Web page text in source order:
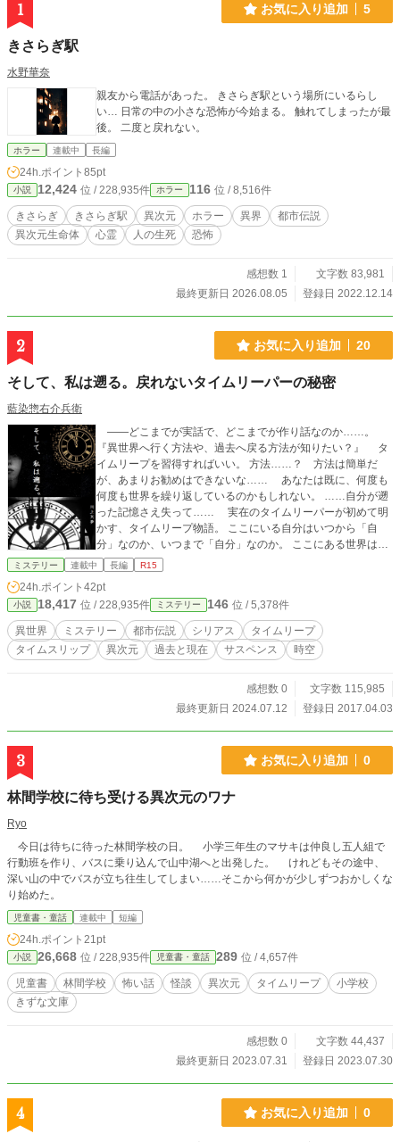
1 お気に入り追加 5
きさらぎ駅
水野華奈
親友から電話があった。 きさらぎ駅という場所にいるらし
い… 日常の中の小さな恐怖が今始まる。 触れてしまったが最
後。 二度と戻れない。
ホラー 連載中 長編
24h.ポイント 85pt
小説 12,424 位 / 228,935件 ホラー 116 位 / 8,516件
きさらぎ きさらぎ駅 異次元 ホラー 異界
都市伝説
異次元生命体
心霊 人の生死 恐怖
感想数 1
文字数 83,981
最終更新日 2026.08.05
登録日 2022.12.14
2 お気に入り追加 20
そして、私は遡る。戻れないタイムリーパーの秘密
藍染惣右介兵衛
――どこまでが実話で、どこまでが作り話なのか……。
『異世界へ行く方法や、過去へ戻る方法が知りたい？』 タ
イムリープを習得すればいい。 方法……？ 方法は簡単だ
が、あまりお勧めはできないな…… あなたは既に、何度も
何度も世界を繰り返しているのかもしれない。 ……自分が遡
った記憶さえ失って…… 実在のタイムリーパーが初めて明
かす、タイムリープ物語。 ここにいる自分はいつから「自
分」なのか、いつまで「自分」なのか。 ここにある世界はい
つから「世界」なのか、いつまで「世界」なのか。 問題や
と『隠された世界』の秘密を白日の下にさらし出す！ 「――
そして、私は遡る。」 【※｢姉らぶるっ！！｣とは、著者が違
います】 【※小説家になろうから移設。いずれ改訂する予定
です】 【※時系列が複雑です。タブブラウザで同時に開く
と……】
ミステリー 連載中 長編 R15
24h.ポイント 42pt
小説 18,417 位 / 228,935件 ミステリー 146 位 / 5,378件
異世界 ミステリー 都市伝説 シリアス
タイムリープ
タイムスリップ
異次元 過去と現在 サスペンス 時空
感想数 0
文字数 115,985
最終更新日 2024.07.12
登録日 2017.04.03
3 お気に入り追加 0
林間学校に待ち受ける異次元のワナ
Ryo
今日は待ちに待った林間学校の日。 小学三年生のマサキは仲良し五人組で
行動班を作り、バスに乗り込んで山中湖へと出発した。 けれどもその途中、
深い山の中でバスが立ち往生してしまい……そこから何かが少しずつおかしくな
り始めた。
児童書・童話 連載中 短編
24h.ポイント 21pt
小説 26,668 位 / 228,935件 児童書・童話 289 位 / 4,657件
児童書 林間学校 怖い話 怪談 異次元 タイムリープ
小学校
きずな文庫
感想数 0
文字数 44,437
最終更新日 2023.07.31
登録日 2023.07.30
4 お気に入り追加 0